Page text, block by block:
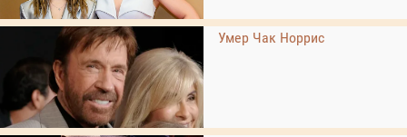
Умер Чак Норрис